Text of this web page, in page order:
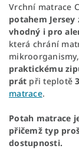
Vrchní matrace
potahem Jersey
vhodný i pro
která chrání
praktickému
prát při teplotě
matrace.
Potah matrace
přičemž typ
dostupnosti.